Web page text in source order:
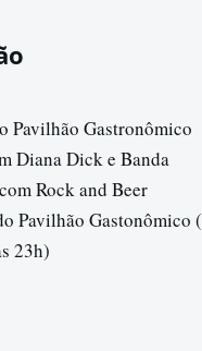
Pavilhão Gastronômico
Diana Dick e Banda
Rock and Beer
Pavilhão Gastonômico
23h)